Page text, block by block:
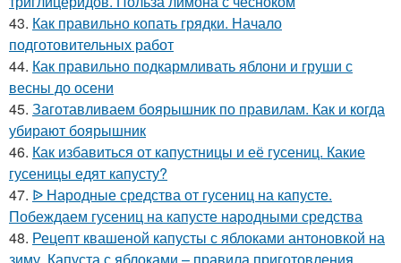
43. Как правильно копать грядки. Начало
подготовительных работ
44. Как правильно подкармливать яблони и груши с
весны до осени
45. Заготавливаем боярышник по правилам. Как и когда
убирают боярышник
46. Как избавиться от капустницы и её гусениц. Какие
гусеницы едят капусту?
47. ᐉ Народные средства от гусениц на капусте.
Побеждаем гусениц на капусте народными средства
48. Рецепт квашеной капусты с яблоками антоновкой на